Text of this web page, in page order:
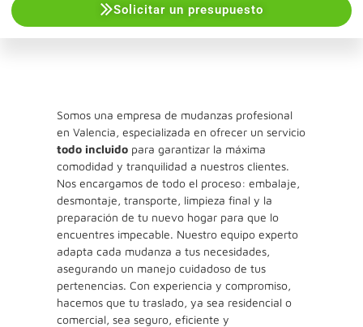
Solicitar un presupuesto
Somos una empresa de mudanzas profesional
en Valencia, especializada en ofrecer un servicio
todo incluido para garantizar la máxima
comodidad y tranquilidad a nuestros clientes.
Nos encargamos de todo el proceso: embalaje,
desmontaje, transporte, limpieza final y la
preparación de tu nuevo hogar para que lo
encuentres impecable. Nuestro equipo experto
adapta cada mudanza a tus necesidades,
asegurando un manejo cuidadoso de tus
pertenencias. Con experiencia y compromiso,
hacemos que tu traslado, ya sea residencial o
comercial, sea seguro, eficiente y